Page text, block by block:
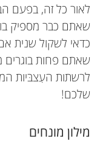
לאור כל זה, בפעם
שאתם כבר מספיק
כדאי לשקול שנית
שאתם פחות
לרשתות העִצבּיות
שלכם!
מילון מונחים